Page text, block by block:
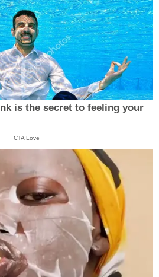
is the secret to feeling your
CTA Love